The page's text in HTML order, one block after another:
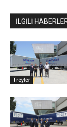
İLGİLİ
Treyler